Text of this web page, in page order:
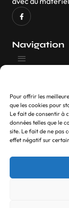
Pour offrir les
que les cookies pour
Le fait de consentir à
données telles que le
site. Le fait de ne pas
effet négatif sur
Navigation
Si vous avez
©